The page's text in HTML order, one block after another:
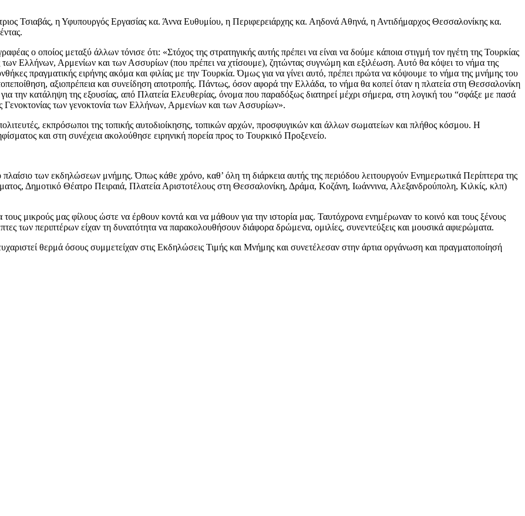
Τσιαβάς, η Υφυπουργός Εργασίας κα. Άννα Ευθυμίου, η Περιφερειάρχης κα. Αηδονά Αθηνά, η Αντιδήμαρχος Θεσσαλονίκης κα.
ο οποίος μεταξύ άλλων τόνισε ότι: «Στόχος της στρατηγικής αυτής πρέπει να είναι να δούμε κάποια στιγμή τον ηγέτη της Τουρκίας
των Ελλήνων, Αρμενίων και των Ασσυρίων (που πρέπει να χτίσουμε), ζητώντας συγνώμη και εξιλέωση. Αυτό θα κόψει το νήμα της
πραγματικής ειρήνης ακόμα και φιλίας με την Τουρκία. Όμως για να γίνει αυτό, πρέπει πρώτα να κόψουμε το νήμα της μνήμης του
αξιοπρέπεια και συνείδηση αποτροπής. Πάντως, όσον αφορά την Ελλάδα, το νήμα θα κοπεί όταν η πλατεία στη Θεσσαλονίκη
την κατάληψη της εξουσίας, από Πλατεία Ελευθερίας, όνομα που παραδόξως διατηρεί μέχρι σήμερα, στη λογική του “σφάξε με πασά
Γενοκτονίας των γενοκτονία των Ελλήνων, Αρμενίων και των Ασσυρίων».
εκπρόσωποι της τοπικής αυτοδιοίκησης, τοπικών αρχών, προσφυγικών και άλλων σωματείων και πλήθος κόσμου. Η
και στη συνέχεια ακολούθησε ειρηνική πορεία προς το Τουρκικό Προξενείο.
των εκδηλώσεων μνήμης. Όπως κάθε χρόνο, καθ’ όλη τη διάρκεια αυτής της περιόδου λειτουργούν Ενημερωτικά Περίπτερα της
Δημοτικό Θέατρο Πειραιά, Πλατεία Αριστοτέλους στη Θεσσαλονίκη, Δράμα, Κοζάνη, Ιωάννινα, Αλεξανδρούπολη, Κιλκίς, κλπ)
μικρούς μας φίλους ώστε να έρθουν κοντά και να μάθουν για την ιστορία μας. Ταυτόχρονα ενημέρωναν το κοινό και τους ξένους
των περιπτέρων είχαν τη δυνατότητα να παρακολουθήσουν διάφορα δρώμενα, ομιλίες, συνεντεύξεις και μουσικά αφιερώματα.
θερμά όσους συμμετείχαν στις Εκδηλώσεις Τιμής και Μνήμης και συνετέλεσαν στην άρτια οργάνωση και πραγματοποίησή